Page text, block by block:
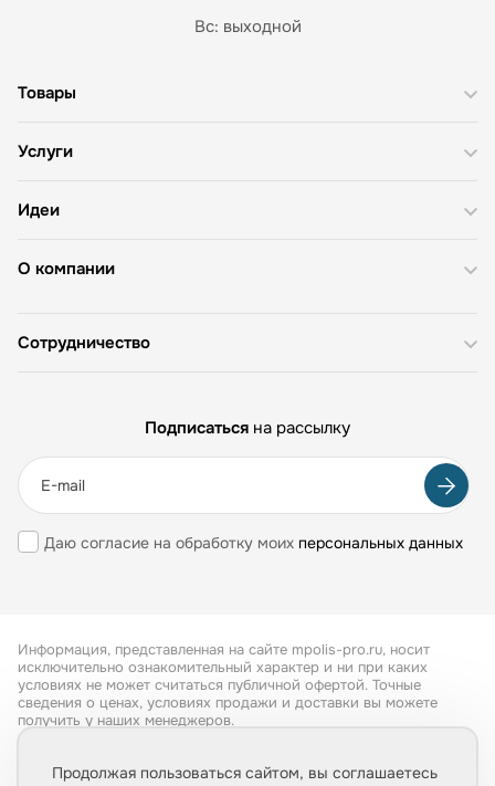
Вс: выходной
О компании
Товары
Услуги
Идеи
Сотрудничество
Подписаться на рассылку
Даю согласие на обработку моих персональных данных
Информация, представленная на сайте mpolis-pro.ru, носит
исключительно ознакомительный характер и ни при каких
условиях не может считаться публичной офертой. Точные
сведения о ценах, условиях продажи и доставки вы можете
получить у наших менеджеров.
Продолжая пользоваться сайтом, вы соглашаетесь